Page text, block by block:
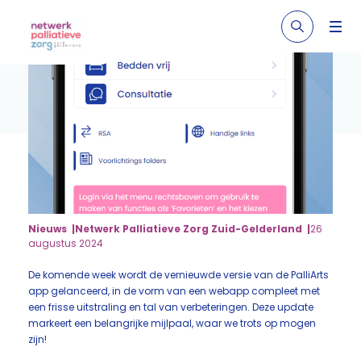
Nieuws Netwerk Palliatieve Zorg Zuid-Gelderland
26
augustus 2024
De komende week wordt de vernieuwde versie van de PalliArts
app gelanceerd, in de vorm van een webapp compleet met
een frisse uitstraling en tal van verbeteringen. Deze update
markeert een belangrijke mijlpaal, waar we trots op mogen
zijn!